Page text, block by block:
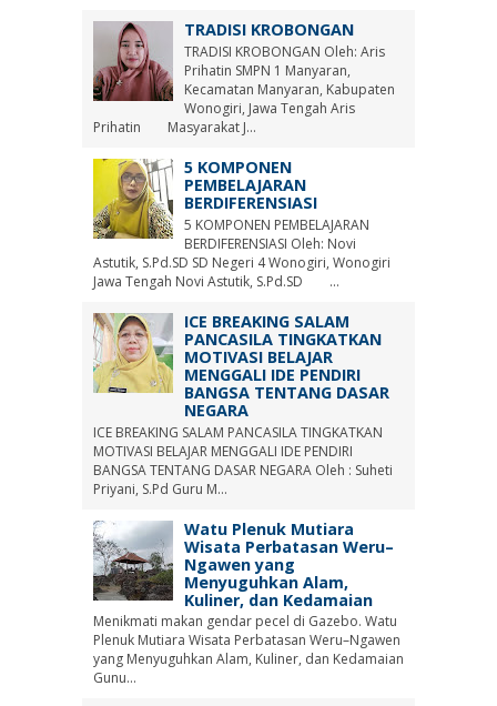
TRADISI KROBONGAN
TRADISI KROBONGAN Oleh: Aris
Prihatin SMPN 1 Manyaran,
Kecamatan Manyaran, Kabupaten
Wonogiri, Jawa Tengah Aris
Prihatin Masyarakat J...
5 KOMPONEN
PEMBELAJARAN
BERDIFERENSIASI
5 KOMPONEN PEMBELAJARAN
BERDIFERENSIASI Oleh: Novi
Astutik, S.Pd.SD SD Negeri 4 Wonogiri, Wonogiri
Jawa Tengah Novi Astutik, S.Pd.SD ...
ICE BREAKING SALAM
PANCASILA TINGKATKAN
MOTIVASI BELAJAR
MENGGALI IDE PENDIRI
BANGSA TENTANG DASAR
NEGARA
ICE BREAKING SALAM PANCASILA TINGKATKAN
MOTIVASI BELAJAR MENGGALI IDE PENDIRI
BANGSA TENTANG DASAR NEGARA Oleh : Suheti
Priyani, S.Pd Guru M...
Watu Plenuk Mutiara
Wisata Perbatasan Weru–
Ngawen yang
Menyuguhkan Alam,
Kuliner, dan Kedamaian
Menikmati makan gendar pecel di Gazebo. Watu
Plenuk Mutiara Wisata Perbatasan Weru–Ngawen
yang Menyuguhkan Alam, Kuliner, dan Kedamaian
Gunu...